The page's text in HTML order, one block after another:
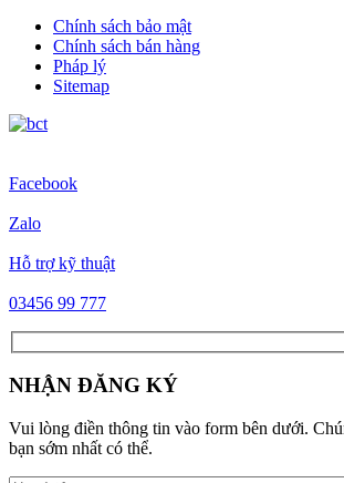
Chính sách bảo mật
Chính sách bán hàng
Pháp lý
Sitemap
Facebook
Zalo
Hỗ trợ kỹ thuật
03456 99 777
NHẬN ĐĂNG KÝ
Vui lòng điền thông tin vào form bên dưới.
bạn sớm nhất có thể.